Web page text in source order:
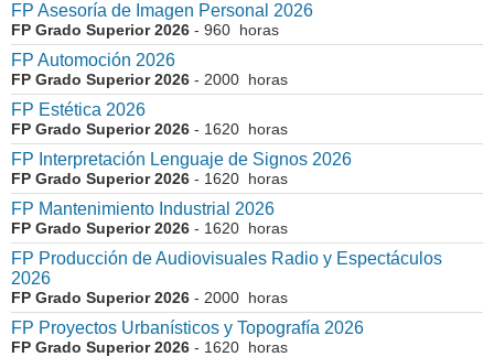
FP Asesoría de Imagen Personal 2026
FP Grado Superior 2026 - 960 horas
FP Automoción 2026
FP Grado Superior 2026 - 2000 horas
FP Estética 2026
FP Grado Superior 2026 - 1620 horas
FP Interpretación Lenguaje de Signos 2026
FP Grado Superior 2026 - 1620 horas
FP Mantenimiento Industrial 2026
FP Grado Superior 2026 - 1620 horas
FP Producción de Audiovisuales Radio y Espectáculos
2026
FP Grado Superior 2026 - 2000 horas
FP Proyectos Urbanísticos y Topografía 2026
FP Grado Superior 2026 - 1620 horas